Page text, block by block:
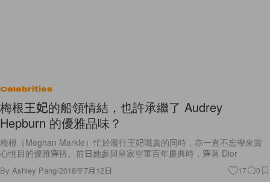
Celebrities
梅根王妃的船領情結，也許承繼了 Audrey
Hepburn 的優雅品味？
梅根（Meghan Markle）忙於履行王妃職責的同時，亦一直不忘帶來賞
心悅目的優雅穿搭。前日她參與皇家空軍百年慶典時，穿著 Dior
By Ashley Pang/2018年7月12日 17 0